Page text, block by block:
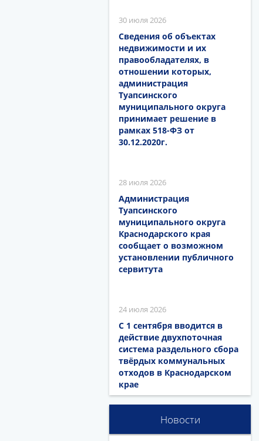
30 июля 2026
Сведения об объектах
недвижимости и их
правообладателях, в
отношении которых,
администрация
Туапсинского
муниципального округа
принимает решение в
рамках 518-ФЗ от
30.12.2020г.
28 июля 2026
Администрация
Туапсинского
муниципального округа
Краснодарского края
сообщает о возможном
установлении публичного
сервитута
24 июля 2026
С 1 сентября вводится в
действие двухпоточная
система раздельного сбора
твёрдых коммунальных
отходов в Краснодарском
крае
Новости